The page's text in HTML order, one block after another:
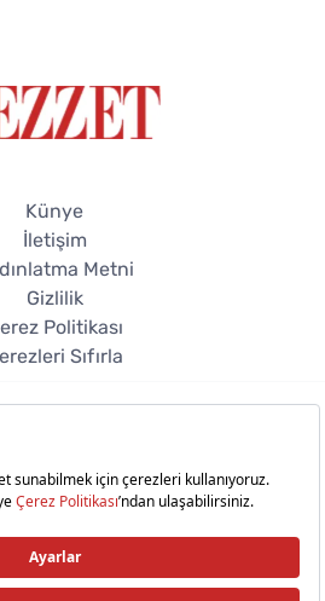
Künye
İletişim
Metni
Gizlilik
Politikası
Sıfırla
Tüm hakları saklıdır.